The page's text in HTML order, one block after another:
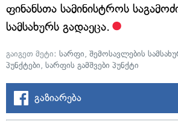
ფინანსთა სამინისტროს
სამსახურს გადაეცა.
გაიგეთ მეტი: სარფი, შემოსავლების
პუნქტები, სარფის გამშვები პუნქტი
გაზიარება